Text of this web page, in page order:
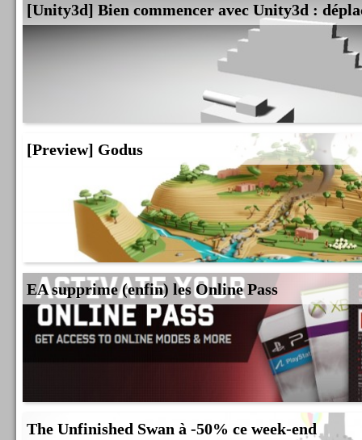
[Unity3d] Bien commencer avec Unity3d :
[Preview] Godus
EA supprime (enfin) les Online Pass
The Unfinished Swan à -50% ce week-end